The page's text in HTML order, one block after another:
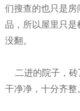
们搜查的也只是
品，所以屋里只
没翻。
二进的院子，砖
干净净，十分齐整